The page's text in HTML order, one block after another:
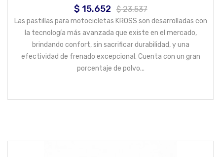
Precio
$ 15.652
Precio
base
$ 23.537
Las pastillas para motocicletas KROSS son desarrolladas con
la tecnología más avanzada que existe en el mercado,
brindando confort, sin sacrificar durabilidad, y una
efectividad de frenado excepcional. Cuenta con un gran
porcentaje de polvo...